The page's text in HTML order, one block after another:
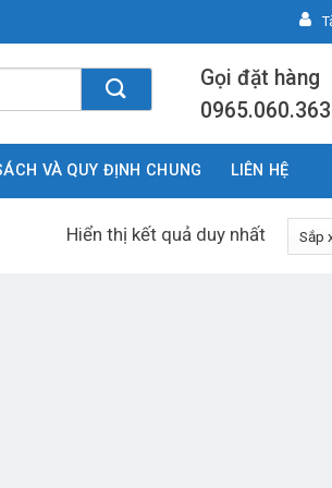
Gọi đặt hàng
0965.060.363
VÀ QUY ĐỊNH CHUNG LIÊN HỆ
Hiển thị kết quả duy nhất